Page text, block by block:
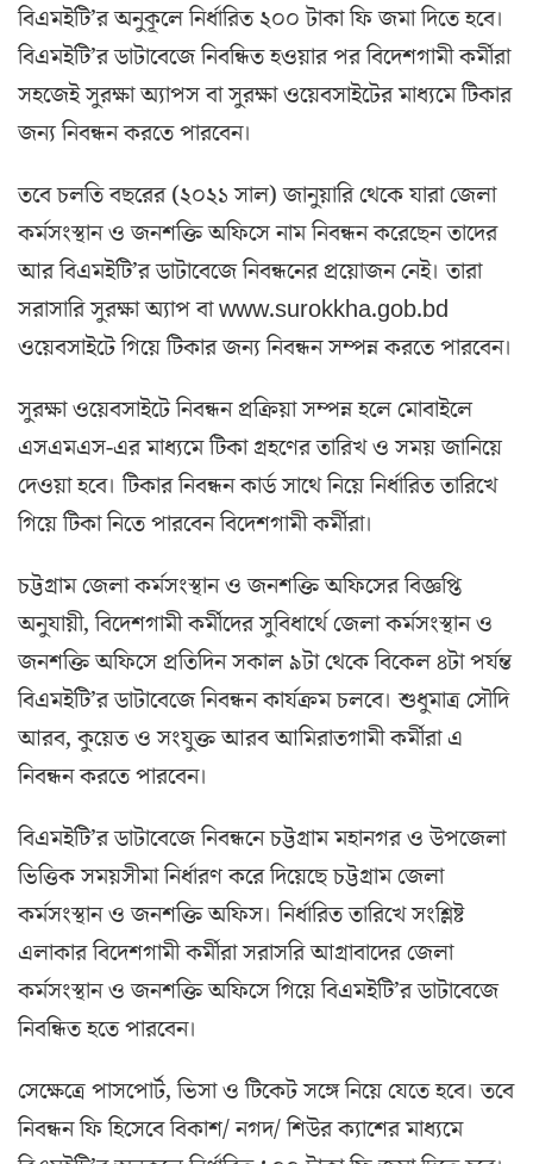
বিএমইটি’র অনুকূলে নির্ধারিত ২০০ টাকা ফি জমা দিতে হবে।
বিএমইটি’র ডাটাবেজে নিবন্ধিত হওয়ার পর বিদেশগামী কর্মীরা
সহজেই সুরক্ষা অ্যাপস বা সুরক্ষা ওয়েবসাইটের মাধ্যমে টিকার
জন্য নিবন্ধন করতে পারবেন।
তবে চলতি বছরের (২০২১ সাল) জানুয়ারি থেকে যারা জেলা
কর্মসংস্থান ও জনশক্তি অফিসে নাম নিবন্ধন করেছেন তাদের
আর বিএমইটি’র ডাটাবেজে নিবন্ধনের প্রয়োজন নেই। তারা
সরাসারি সুরক্ষা অ্যাপ বা www.surokkha.gob.bd
ওয়েবসাইটে গিয়ে টিকার জন্য নিবন্ধন সম্পন্ন করতে পারবেন।
সুরক্ষা ওয়েবসাইটে নিবন্ধন প্রক্রিয়া সম্পন্ন হলে মোবাইলে
এসএমএস-এর মাধ্যমে টিকা গ্রহণের তারিখ ও সময় জানিয়ে
দেওয়া হবে। টিকার নিবন্ধন কার্ড সাথে নিয়ে নির্ধারিত তারিখে
গিয়ে টিকা নিতে পারবেন বিদেশগামী কর্মীরা।
চট্টগ্রাম জেলা কর্মসংস্থান ও জনশক্তি অফিসের বিজ্ঞপ্তি
অনুযায়ী, বিদেশগামী কর্মীদের সুবিধার্থে জেলা কর্মসংস্থান ও
জনশক্তি অফিসে প্রতিদিন সকাল ৯টা থেকে বিকেল ৪টা পর্যন্ত
বিএমইটি’র ডাটাবেজে নিবন্ধন কার্যক্রম চলবে। শুধুমাত্র সৌদি
আরব, কুয়েত ও সংযুক্ত আরব আমিরাতগামী কর্মীরা এ
নিবন্ধন করতে পারবেন।
বিএমইটি’র ডাটাবেজে নিবন্ধনে চট্টগ্রাম মহানগর ও উপজেলা
ভিত্তিক সময়সীমা নির্ধারণ করে দিয়েছে চট্টগ্রাম জেলা
কর্মসংস্থান ও জনশক্তি অফিস। নির্ধারিত তারিখে সংশ্লিষ্ট
এলাকার বিদেশগামী কর্মীরা সরাসরি আগ্রাবাদের জেলা
কর্মসংস্থান ও জনশক্তি অফিসে গিয়ে বিএমইটি’র ডাটাবেজে
নিবন্ধিত হতে পারবেন।
সেক্ষেত্রে পাসপোর্ট, ভিসা ও টিকেট সঙ্গে নিয়ে যেতে হবে। তবে
নিবন্ধন ফি হিসেবে বিকাশ/ নগদ/ শিউর ক্যাশের মাধ্যমে